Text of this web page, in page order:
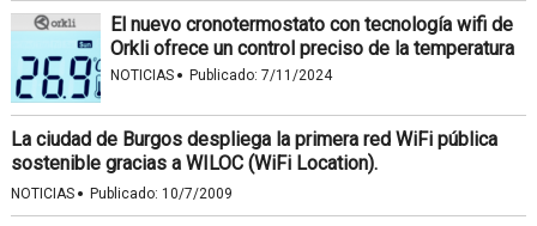
El nuevo cronotermostato con tecnología wifi de
Orkli ofrece un control preciso de la temperatura
NOTICIAS · Publicado: 7/11/2024
La ciudad de Burgos despliega la primera red WiFi pública
sostenible gracias a WILOC (WiFi Location).
NOTICIAS · Publicado: 10/7/2009